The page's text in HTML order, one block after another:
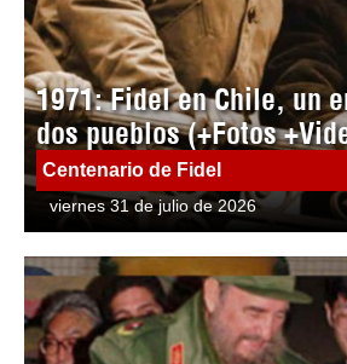
1971: Fidel en Chile, un
dos pueblos (+Fotos
Centenario de Fidel
viernes 31 de julio de 2026